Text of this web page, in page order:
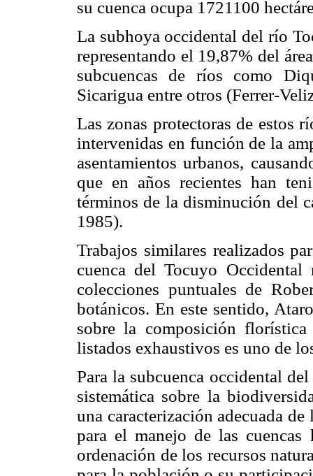
su cuenca ocupa 1721100
La subhoya occidental del río
representando el 19,87% del
subcuencas de ríos como
Sicarigua entre otros (Ferrer-
Las zonas protectoras de estos
intervenidas en función de la
asentamientos urbanos,
que en años recientes han
términos de la disminución del
1985).
Trabajos similares realizados
cuenca del Tocuyo
colecciones puntuales de
botánicos. En este sentido,
sobre la composición
listados exhaustivos es uno de
Para la subcuenca occidental
sistemática sobre la
una caracterización adecuada
para el manejo de las
ordenación de los recursos